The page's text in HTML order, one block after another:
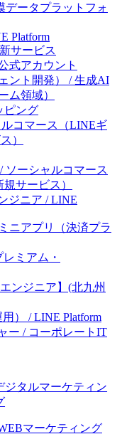
データプラットフォ
Platform
サービス
式アカウント
ント開発） / 生成AI
ム領域）
ピング
ルコマース（LINEギ
）
ソーシャルコマース
サービス）
ジニア / LINE
ニアプリ（決済プラ
ミアム・
ンジニア】(北九州
） / LINE Platform
ー / コーポレートIT
ジタルマーケティン
マーケティング